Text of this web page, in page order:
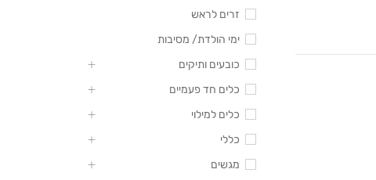
זרים לראש
ימי הולדת/ מסיבות
כובעים ותיקים
כלים חד פעמיים
כלים למילוי
כללי
מגשים